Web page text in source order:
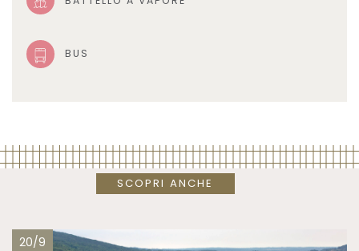
BUS
SCOPRI ANCHE
20/9